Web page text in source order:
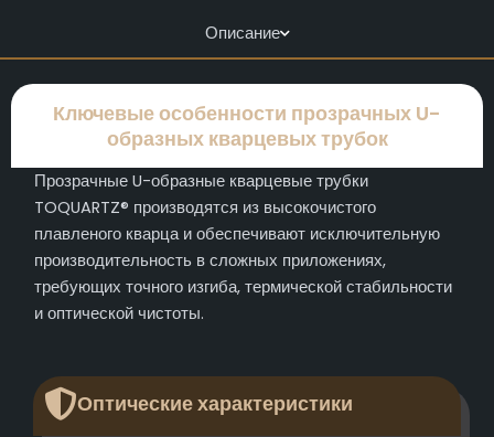
Описание
Ключевые особенности прозрачных U-
образных кварцевых трубок
Прозрачные U-образные кварцевые трубки
TOQUARTZ® производятся из высокочистого
плавленого кварца и обеспечивают исключительную
производительность в сложных приложениях,
требующих точного изгиба, термической стабильности
и оптической чистоты.
Оптические характеристики